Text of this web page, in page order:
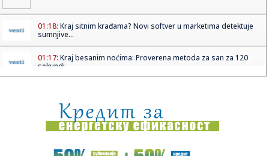
01:18: Kraj sitnim krađama? Novi softver u marketima detektuje
sumnjive...
01:17: Kraj besanim noćima: Proverena metoda za san za 120
sekundi
00:50:Honda, Nissan i Mitsubishi i dalje pregovaraju o saradnji
00:45:Drama u predgrađu! Odbegla svinja zavela red po ulici –